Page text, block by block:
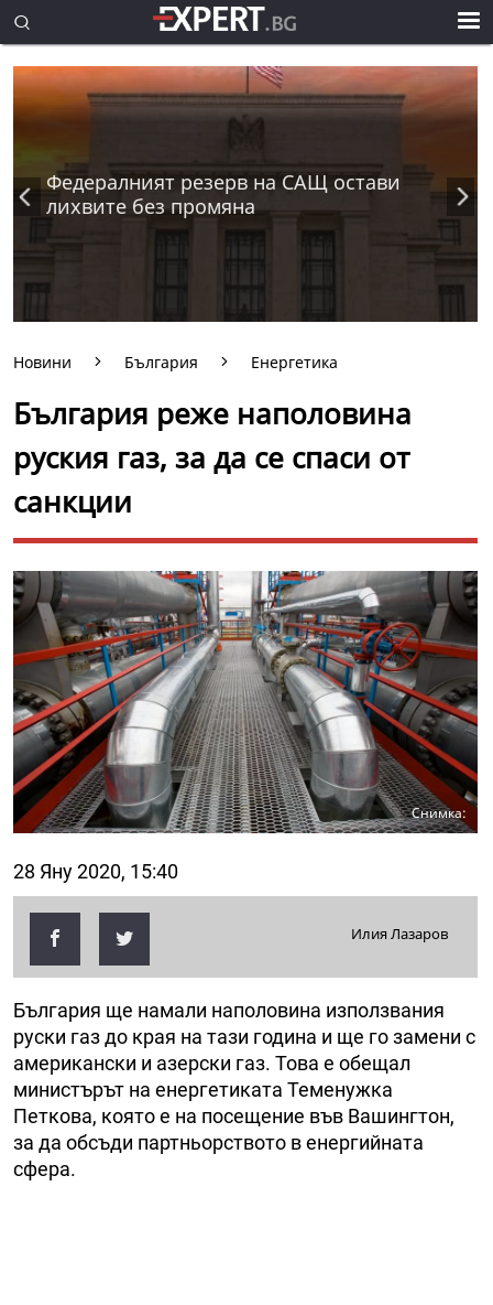
Федералният резерв на САЩ остави
лихвите без промяна
Новини България Енергетика
България реже наполовина
руския газ, за да се спаси от
санкции
Снимка:
28 Яну 2020, 15:40
Илия Лазаров
България ще намали наполовина използвания
руски газ до края на тази година и ще го замени с
американски и азерски газ. Това е обещал
министърът на енергетиката Теменужка
Петкова, която е на посещение във Вашингтон,
за да обсъди партньорството в енергийната
сфера.